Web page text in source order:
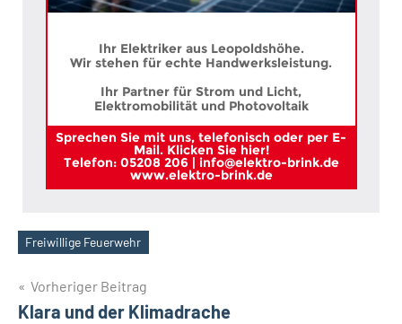
Ihr Elektriker aus Leopoldshöhe.
Wir stehen für echte Handwerksleistung.
Ihr Partner für Strom und Licht,
Elektromobilität und Photovoltaik
Sprechen Sie mit uns, telefonisch oder per E-
Mail. Klicken Sie hier!
Telefon: 05208 206 | info@elektro-brink.de
www.elektro-brink.de
Schlagwörter
Freiwillige Feuerwehr
Beitragsnavigation
Vorheriger Beitrag
Klara und der Klimadrache